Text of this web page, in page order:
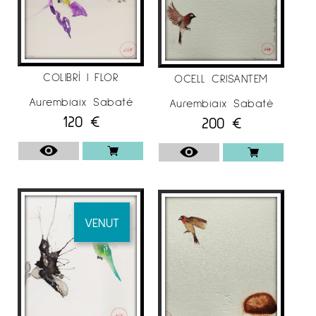
Galeria d’artAnquin’s
, “TransfORmació i
Alquimía” Reus.
. 2016/17
. 2015
Galeria d’artAnquin’s , “Haikus” Reus.
. 2014
COLIBRÍ I FLOR
Aurembiaix Sabaté
120 €
VENUT
OCELL CRISANTEM
Aurembiaix Sabaté
200 €